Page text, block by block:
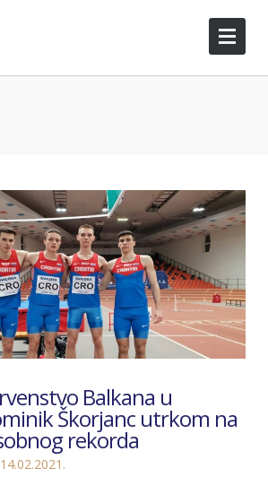
Balkana u
Škorjanc utrkom na
rekorda
14.02.2021.